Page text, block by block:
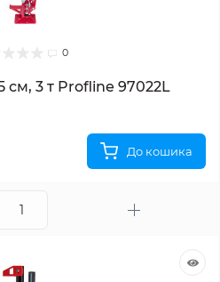
0
см, 3 т Profline 97022L
До кошика